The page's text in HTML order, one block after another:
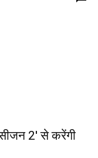
2′ से करेंगी